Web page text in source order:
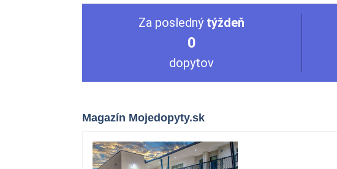
Za posledný týždeň
0
dopytov
Magazín Mojedopyty.sk